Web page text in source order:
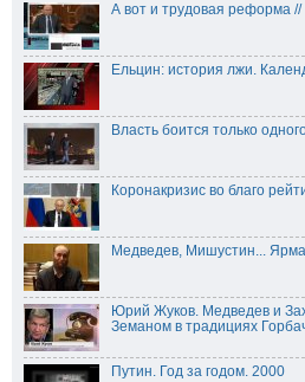
А вот и трудовая реформа //
Ельцин: история лжи.
Власть боится только
Коронакризис во благо
Медведев, Мишустин...
Юрий Жуков. Медведев и
Земаном в традициях
Путин. Год за годом. 2000